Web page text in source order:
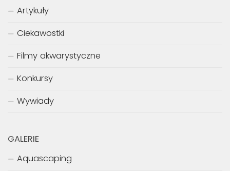
Artykuły
Ciekawostki
Filmy akwarystyczne
Konkursy
Wywiady
GALERIE
Aquascaping